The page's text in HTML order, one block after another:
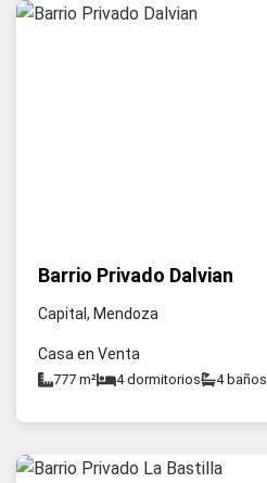
Barrio Privado Dalvian
Capital, Mendoza
Casa en Venta
777 m² 4 dormitorios 4 baños